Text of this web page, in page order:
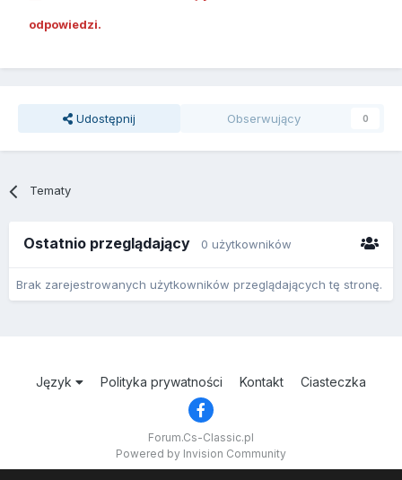
odpowiedzi.
Udostępnij Obserwujący 0
Tematy
Ostatnio przeglądający 0 użytkowników
Brak zarejestrowanych użytkowników przeglądających tę stronę.
Język Polityka prywatności Kontakt Ciasteczka
Forum.Cs-Classic.pl
Powered by Invision Community